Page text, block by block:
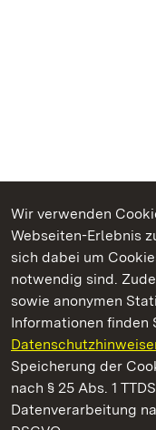
Wir verwenden
Webseiten-Erlebnis
sich dabei um
notwendig sind.
sowie anonymen
Informationen finden
Speicherung der
nach § 25 Abs. 1
Datenverarbeitung
Kommen.
Hochburg bei
Staatliche Schlösser